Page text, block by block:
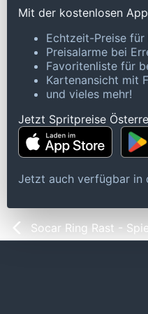
Mit der kostenlosen App
Echtzeit-Preise für
Preisalarme bei
Favoritenliste für
Kartenansicht mit
und vieles mehr!
Jetzt Spritpreise
Jetzt auch verfügbar in
Socar Ring Rast -